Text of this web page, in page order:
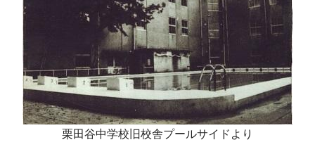
栗田谷中学校旧校舎プールサイドより